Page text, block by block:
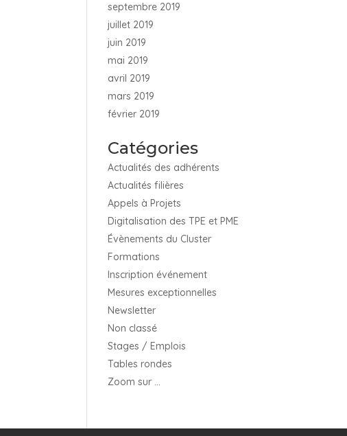
septembre 2019
juillet 2019
juin 2019
mai 2019
avril 2019
mars 2019
février 2019
Catégories
Actualités des adhérents
Actualités filières
Appels à Projets
Digitalisation des TPE et PME
Évènements du Cluster
Formations
Inscription événement
Mesures exceptionnelles
Newsletter
Non classé
Stages / Emplois
Tables rondes
Zoom sur …